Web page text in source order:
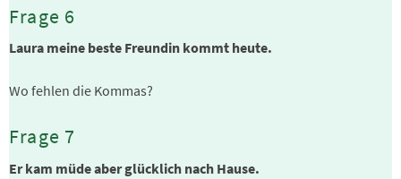
Frage 6
Laura meine beste Freundin kommt heute.
Wo fehlen die Kommas?
Frage 7
Er kam müde aber glücklich nach Hause.